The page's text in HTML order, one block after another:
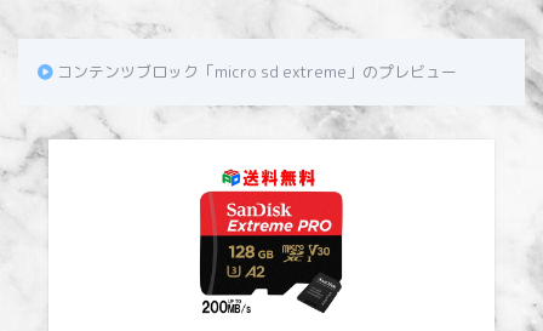
コンテンツブロック「micro sd extreme」のプレビュー